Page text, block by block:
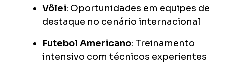
Vôlei: Oportunidades em equipes de
destaque no cenário internacional
Futebol Americano: Treinamento
intensivo com técnicos experientes